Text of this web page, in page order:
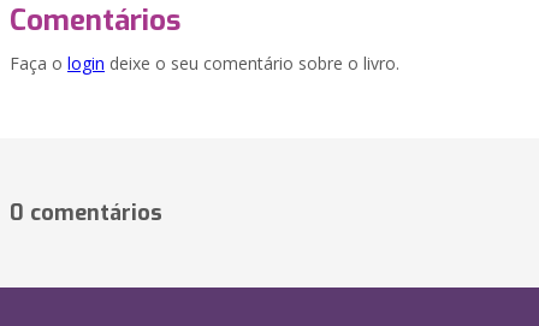
Comentários
Faça o login deixe o seu comentário sobre o livro.
0 comentários